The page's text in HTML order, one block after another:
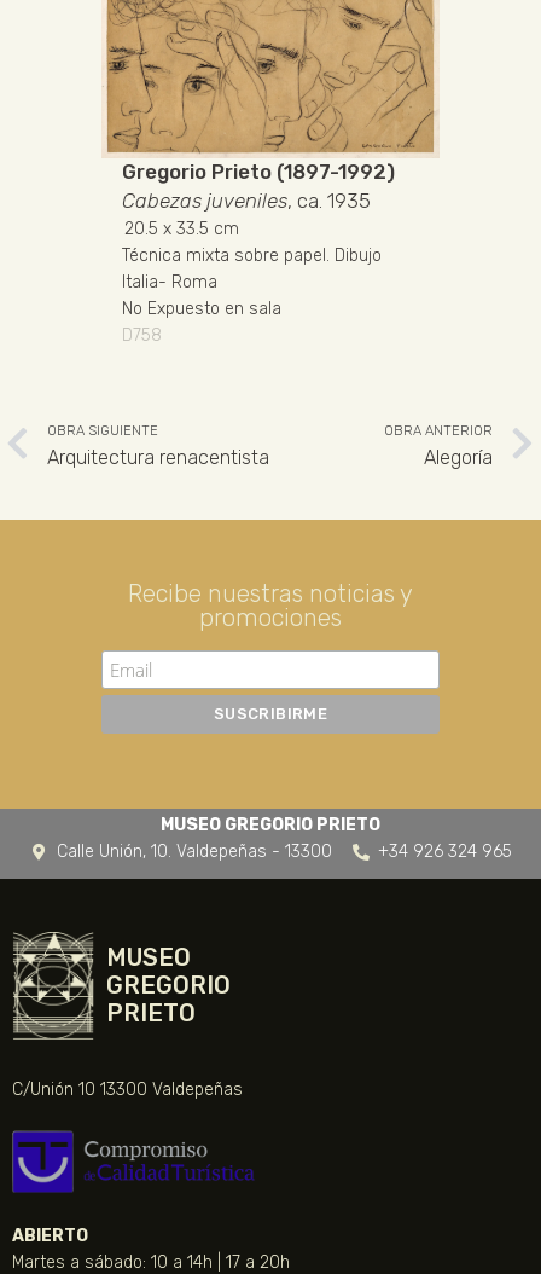
Gregorio Prieto (1897-1992)
Cabezas juveniles, ca. 1935
20.5 x 33.5 cm
Técnica mixta sobre papel . Dibujo
Italia- Roma
No Expuesto en sala
D758
OBRA SIGUIENTE
Arquitectura renacentista
OBRA ANTERIOR
Alegoría
Recibe nuestras noticias y
promociones
MUSEO GREGORIO PRIETO
Calle Unión, 10. Valdepeñas - 13300
+34 926 324 965
MUSEO
GREGORIO
PRIETO
C/Unión 10 13300 Valdepeñas
ABIERTO
Martes a sábado: 10 a 14h | 17 a 20h